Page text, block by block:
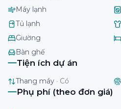
Máy lạnh
Tủ lạnh
Giường
Bàn ghế
Tiện ích dự án
Thang máy · Có
Phụ phí (theo đơn giá)